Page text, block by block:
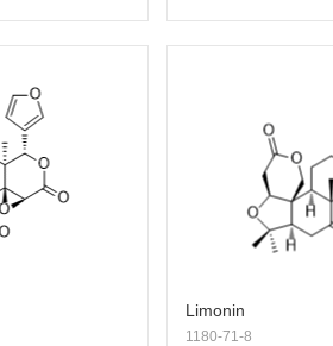
Limonin
1180-71-8